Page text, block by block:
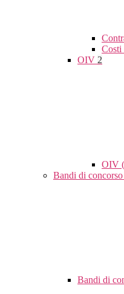
Costi
OIV 2
OIV
Bandi di concorso
Bandi di